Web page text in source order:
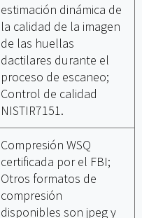
estimación dinámica de
la calidad de la imagen
de las huellas
dactilares durante el
proceso de escaneo;
Control de calidad
NISTIR7151.
Compresión WSQ
certificada por el FBI;
Otros formatos de
compresión
disponibles son jpeg y